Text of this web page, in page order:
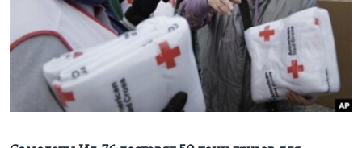
Learning English
СОЦИАЛЬНЫЕ СЕТИ